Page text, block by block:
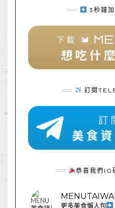
3秒鐘
訂閱
恭喜我們IG
更多美食懶人包